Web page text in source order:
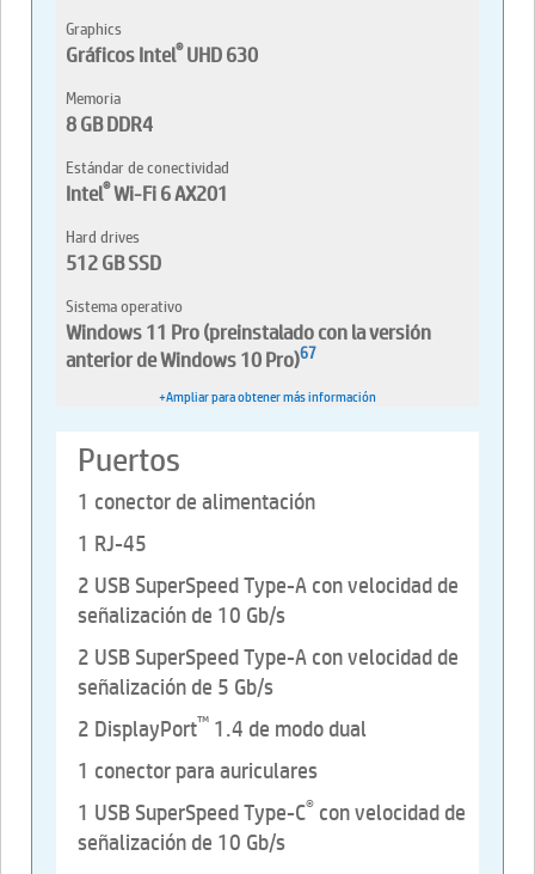
Graphics
Gráficos Intel®UHD 630
Memoria
8 GB DDR4
Estándar de conectividad
Intel®Wi-Fi 6 AX201
Hard drives
512 GB SSD
Sistema operativo
Windows 11 Pro (preinstalado con la versión
anterior de Windows 10 Pro)67
+Ampliar para obtener más información
Puertos
1 conector de alimentación
1 RJ-45
2 USB SuperSpeed Type-A con velocidad de
señalización de 10 Gb/s
2 USB SuperSpeed Type-A con velocidad de
señalización de 5 Gb/s
2 DisplayPort™ 1.4 de modo dual
1 conector para auriculares
1 USB SuperSpeed Type-C® con velocidad de
señalización de 10 Gb/s